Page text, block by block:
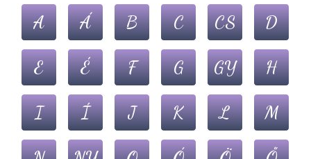
A Á B C CS D
E É F G GY H
I Í J K L M